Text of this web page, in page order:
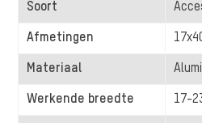
Soort
Afmetingen
Materiaal
Werkende breedte 17-